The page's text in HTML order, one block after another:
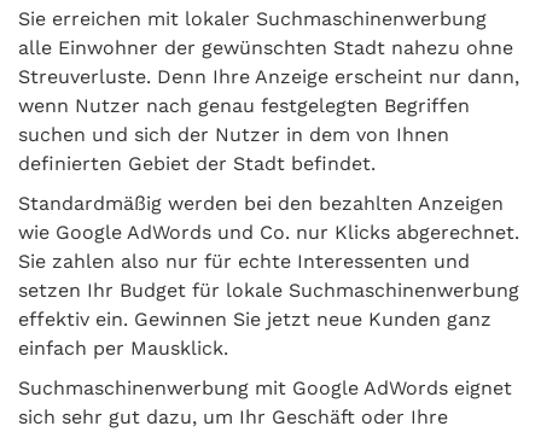
Sie erreichen mit lokaler Suchmaschinenwerbung
alle Einwohner der gewünschten Stadt nahezu ohne
Streuverluste. Denn Ihre Anzeige erscheint nur dann,
wenn Nutzer nach genau festgelegten Begriffen
suchen und sich der Nutzer in dem von Ihnen
definierten Gebiet der Stadt befindet.
Standardmäßig werden bei den bezahlten Anzeigen
wie Google AdWords und Co. nur Klicks abgerechnet.
Sie zahlen also nur für echte Interessenten und
setzen Ihr Budget für lokale Suchmaschinenwerbung
effektiv ein. Gewinnen Sie jetzt neue Kunden ganz
einfach per Mausklick.
Suchmaschinenwerbung mit Google AdWords eignet
sich sehr gut dazu, um Ihr Geschäft oder Ihre